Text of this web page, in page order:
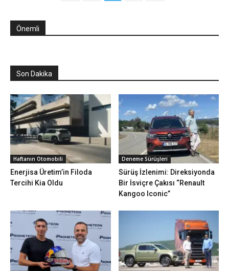
Önemli
Son Dakika
Haftanın Otomobili
Enerjisa Üretim’in Filoda
Tercihi Kia Oldu
Deneme Sürüşleri
Sürüş İzlenimi: Direksiyonda
Bir İsviçre Çakısı “Renault
Kangoo Iconic”